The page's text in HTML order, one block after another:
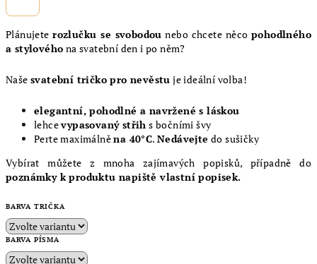
Plánujeterozlučku se svobodou nebo chcete něco pohodlného
a stylového na svatební den i po něm?
Naše svatební tričko pro nevěstu je ideální volba!
elegantní, pohodlné a navržené s láskou
lehcevypasovaný střih s bočními švy
Perte maximálněna 40°C.Nedávejte do sušičky
Vybírat můžete z mnoha zajímavých popisků, případně do
poznámky k produktu napiště vlastní popisek.
BARVA TRIČKA
BARVA PÍSMA